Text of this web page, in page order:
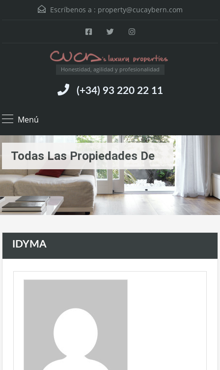
Escríbenos a : property@cucaybern.com
Honestidad, agilidad y profesionalidad
(+34) 93 220 22 11
Menú
Todas Las Propiedades De
IDYMA